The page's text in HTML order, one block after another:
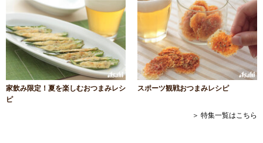
家飲み限定！夏を楽しむおつまみレシ
ピ
スポーツ観戦おつまみレシピ
＞ 特集一覧はこちら